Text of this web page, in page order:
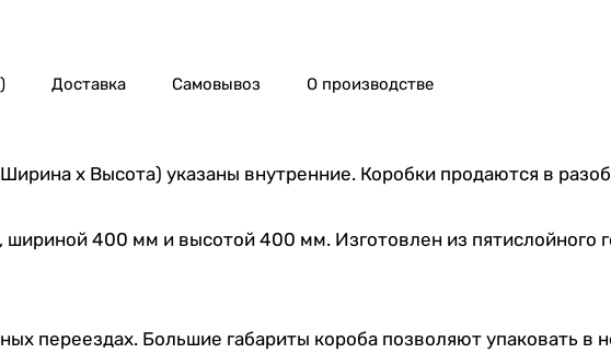
Доставка Самовывоз О производстве
х Высота) указаны внутренние. Коробки продаются в
400 мм и высотой 400 мм. Изготовлен из пятислойного
переездах. Большие габариты короба позволяют упаковать в